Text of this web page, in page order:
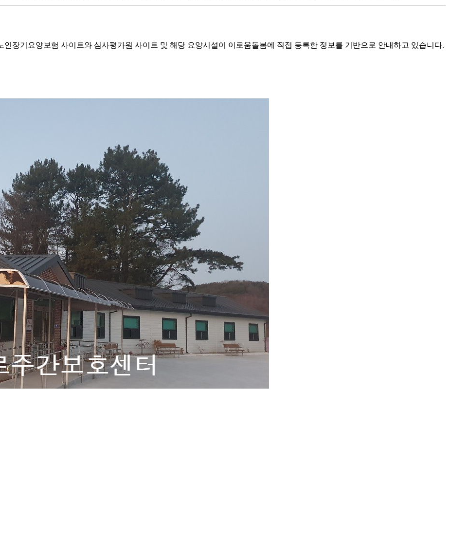
장기요양보험 사이트와 심사평가원 사이트 및 해당 요양시설이 이로움돌봄에 직접 등록한 정보를 기반으로 안내하고 있습니다.